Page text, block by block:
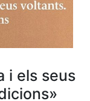
i els seus